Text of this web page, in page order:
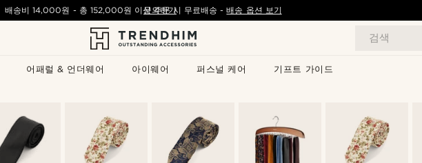
검색
어패럴 & 언더웨어 아이웨어 퍼스널 케어 기프트 가이드
배송비14,000원 - 총 152,000원 이상 주문 시 무료배송- 배송 옵션 보기
문의하기